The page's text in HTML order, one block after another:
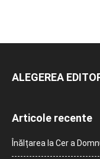
ALEGEREA
Articole recente
Înălțarea la Cer a